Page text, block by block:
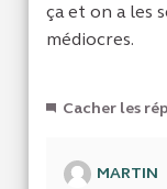
ça et on a les
médiocres.
Cacher les
MARTIN